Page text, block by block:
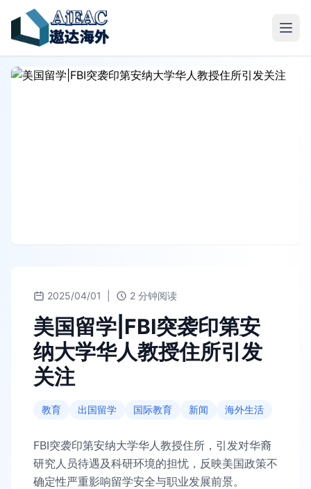
2025/04/01 2 分钟阅读
美国留学|FBI突袭印第安
纳大学华人教授住所引发
关注
教育 出国留学 国际教育 新闻 海外生活
FBI突袭印第安纳大学华人教授住所，引发对华裔
研究人员待遇及科研环境的担忧，反映美国政策不
确定性严重影响留学安全与职业发展前景。